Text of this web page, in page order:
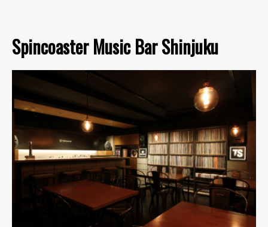
Spincoaster Music Bar Shinjuku